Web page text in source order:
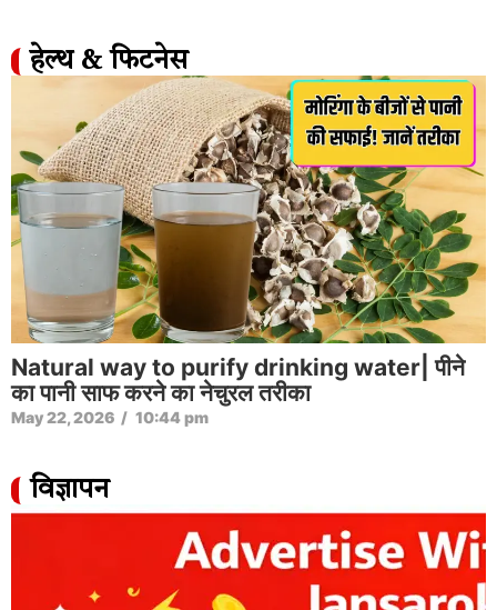
हेल्थ & फिटनेस
Natural way to purify drinking water| पीने
का पानी साफ करने का नेचुरल तरीका
May 22, 2026 / 10:44 pm
विज्ञापन